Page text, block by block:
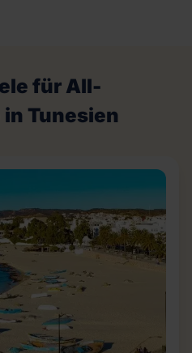
für All-
Tunesien